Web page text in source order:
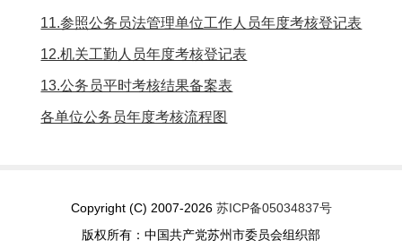
11.参照公务员法管理单位工作人员年度考核登记表
12.机关工勤人员年度考核登记表
13.公务员平时考核结果备案表
各单位公务员年度考核流程图
Copyright (C) 2007-2026 苏ICP备05034837号
版权所有：中国共产党苏州市委员会组织部